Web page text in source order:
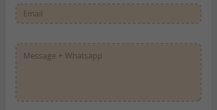
Y
o
u
P
a
g
e
N
a
m
*
Y
o
E
m
a
i
l
*
Y
o
u
r
M
e
s